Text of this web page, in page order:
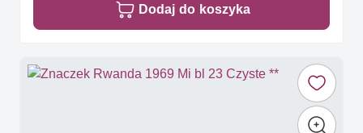
Dodaj do koszyka